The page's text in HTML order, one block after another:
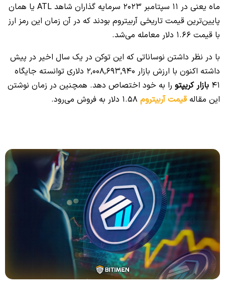
ماه یعنی در 11 سپتامبر 2023 سرمایه گذاران شاهد ATL یا همان
پایین‌ترین قیمت تاریخی آربیتروم بودند که در آن زمان این رمز ارز
با قیمت 1.66 دلار معامله می‌شد.
با در نظر داشتن نوساناتی که این توکن در یک سال اخیر در پیش
داشته اکنون با ارزش بازار 2,008,693,940 دلاری توانسته جایگاه
41 بازار کریپتو را به خود اختصاص دهد. همچنین در زمان نوشتن
این مقاله قیمت آربیتروم